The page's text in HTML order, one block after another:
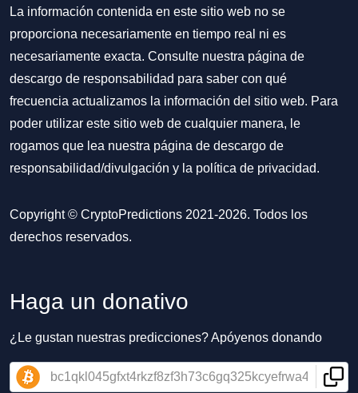
La información contenida en este sitio web no se
proporciona necesariamente en tiempo real ni es
necesariamente exacta. Consulte nuestra página de
descargo de responsabilidad para saber con qué
frecuencia actualizamos la información del sitio web. Para
poder utilizar este sitio web de cualquier manera, le
rogamos que lea nuestra página de descargo de
responsabilidad/divulgación y la política de privacidad.
Copyright © CryptoPredictions 2021-2026. Todos los
derechos reservados.
Haga un donativo
¿Le gustan nuestras predicciones? Apóyenos donando